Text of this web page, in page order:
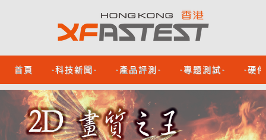
首頁 -科技新聞- -產品評測- -專題測試- -硬